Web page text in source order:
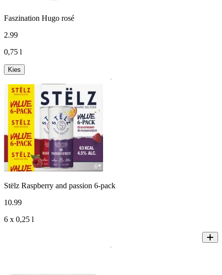
Faszination Hugo rosé
2.99
0,75 l
Kies
Stëlz Raspberry and passion 6-pack
10.99
6 x 0,25 l